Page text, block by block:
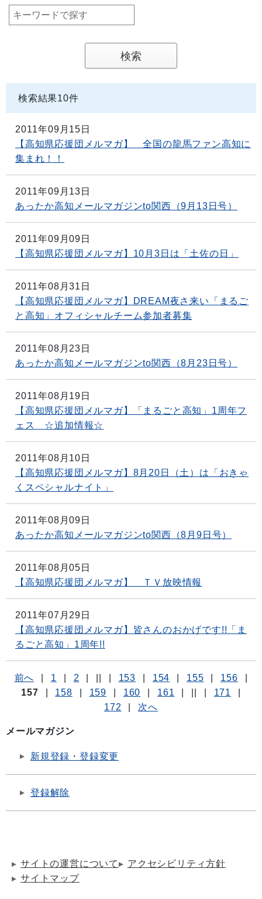
検索結果10件
2011年09月15日
【高知県応援団メルマガ】 全国の龍馬ファン高知に
集まれ！！
2011年09月13日
あったか高知メールマガジンto関西（9月13日号）
2011年09月09日
【高知県応援団メルマガ】10月3日は「土佐の日」
2011年08月31日
【高知県応援団メルマガ】DREAM夜さ来い「まるご
と高知」オフィシャルチーム参加者募集
2011年08月23日
あったか高知メールマガジンto関西（8月23日号）
2011年08月19日
【高知県応援団メルマガ】「まるごと高知」1周年フ
ェス ☆追加情報☆
2011年08月10日
【高知県応援団メルマガ】8月20日（土）は「おきゃ
くスペシャルナイト」
2011年08月09日
あったか高知メールマガジンto関西（8月9日号）
2011年08月05日
【高知県応援団メルマガ】 ＴＶ放映情報
2011年07月29日
【高知県応援団メルマガ】皆さんのおかげです!!「ま
るごと高知」1周年!!
前へ 1 2 153 154 155 156
157
158 159 160 161 171
172
次へ
メールマガジン
新規登録・登録変更
登録解除
サイトの運営について
アクセシビリティ方針
サイトマップ